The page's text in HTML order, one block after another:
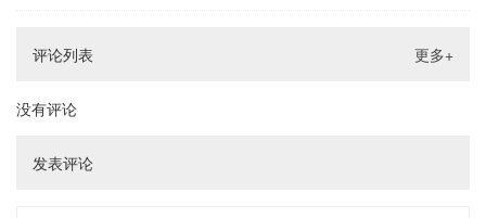
评论列表 更多+
没有评论
发表评论